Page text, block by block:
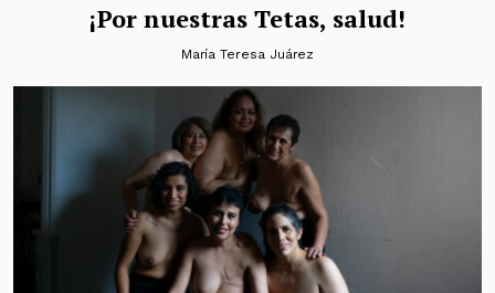
¡Por nuestras Tetas, salud!
María Teresa Juárez